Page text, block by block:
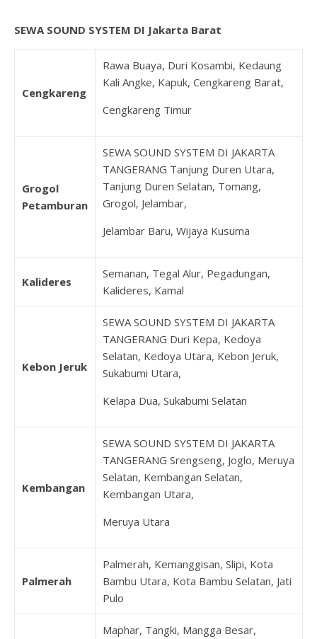
SEWA SOUND SYSTEM DI Jakarta Barat
Cengkareng
Rawa Buaya, Duri Kosambi, Kedaung
Kali Angke, Kapuk, Cengkareng Barat,
Cengkareng Timur
Grogol
Petamburan
SEWA SOUND SYSTEM DI JAKARTA
TANGERANG Tanjung Duren Utara,
Tanjung Duren Selatan, Tomang,
Grogol, Jelambar,
Jelambar Baru, Wijaya Kusuma
Kalideres
Semanan, Tegal Alur, Pegadungan,
Kalideres, Kamal
Kebon Jeruk
SEWA SOUND SYSTEM DI JAKARTA
TANGERANG Duri Kepa, Kedoya
Selatan, Kedoya Utara, Kebon Jeruk,
Sukabumi Utara,
Kelapa Dua, Sukabumi Selatan
Kembangan
SEWA SOUND SYSTEM DI JAKARTA
TANGERANG Srengseng, Joglo, Meruya
Selatan, Kembangan Selatan,
Kembangan Utara,
Meruya Utara
Palmerah
Palmerah, Kemanggisan, Slipi, Kota
Bambu Utara, Kota Bambu Selatan, Jati
Pulo
Maphar, Tangki, Mangga Besar,